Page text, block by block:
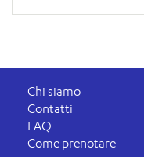
Chi siamo
Contatti
FAQ
Come prenotare